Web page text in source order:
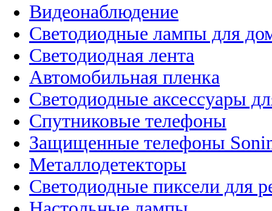
Видеонаблюдение
Светодиодные лампы для
Светодиодная лента
Автомобильная пленка
Светодиодные аксессуары
Спутниковые телефоны
Защищенные телефоны
Металлодетекторы
Светодиодные пиксели для